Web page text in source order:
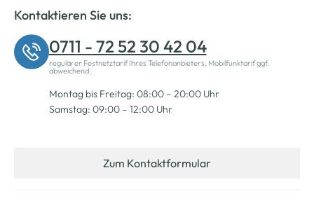
Kontaktieren Sie uns:
0711 - 72 52 30 42 04
regulärer Festnetztarif Ihres Telefonanbieters, Mobilfunktarif ggf.
abweichend.
Montag bis Freitag: 08:00 – 20:00 Uhr
Samstag: 09:00 – 12:00 Uhr
Zum Kontaktformular